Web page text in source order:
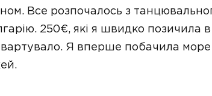
Все розпочалось з
250€, які я швидко позичила в
вартувало. Я вперше побачила море